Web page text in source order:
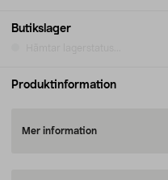
Butikslager
Produktinformation
Mer information